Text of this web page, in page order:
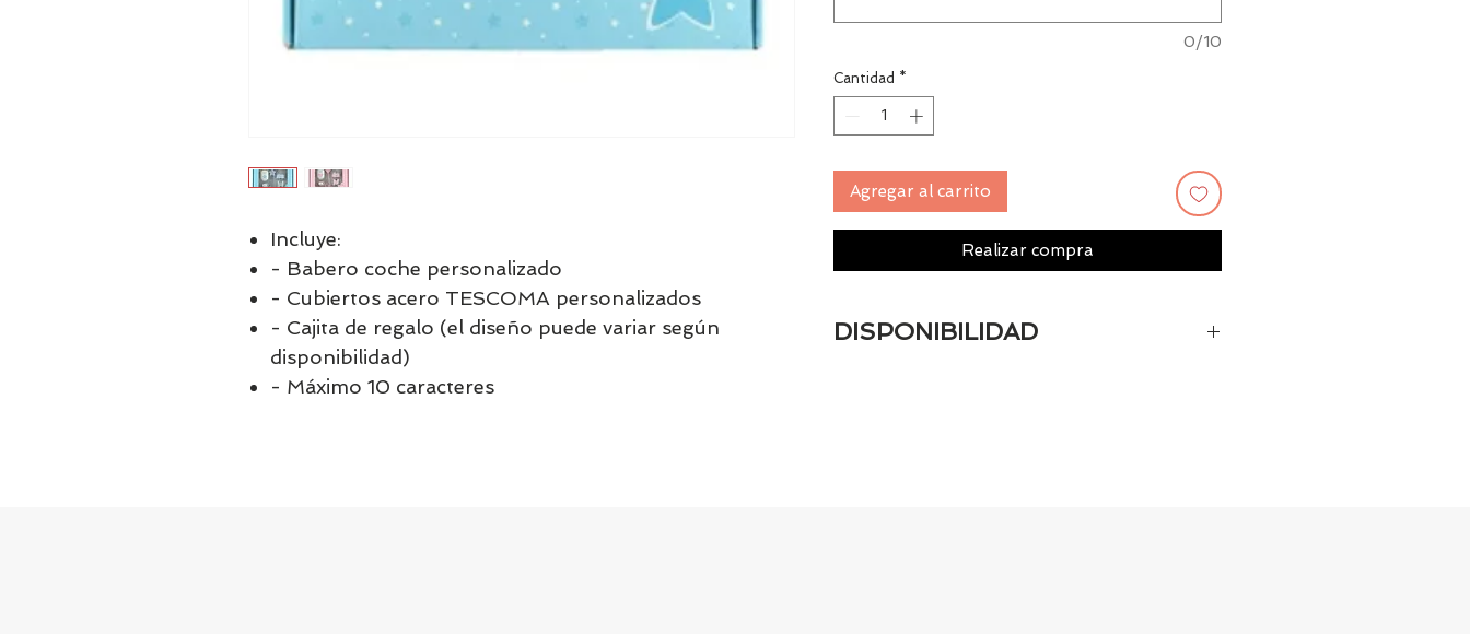
Incluye:
- Babero coche personalizado
- Cubiertos acero TESCOMA personalizados
- Cajita de regalo (el diseño puede variar según
disponibilidad)
- Máximo 10 caracteres
0/10
Cantidad *
Agregar al carrito
Realizar compra
DISPONIBILIDAD